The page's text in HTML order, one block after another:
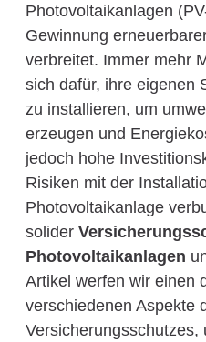
Photovoltaikanlagen
Gewinnung
verbreitet. Immer mehr
sich dafür, ihre eigenen
zu installieren, um
erzeugen und
jedoch hohe
Risiken mit der
Photovoltaikanlage
solider
Photovoltaikanlagen
Artikel werfen wir einen
verschiedenen Aspekte